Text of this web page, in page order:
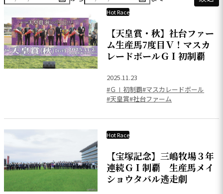
Hot Race
【天皇賞・秋】社台ファー
ム生産馬7度目Ｖ！マスカ
レードボールＧＩ初制覇
2025.11.23
#ＧⅠ初制覇#マスカレードボール
#天皇賞#社台ファーム
Hot Race
【宝塚記念】三嶋牧場３年
連続ＧＩ制覇 生産馬メイ
ショウタバル逃走劇